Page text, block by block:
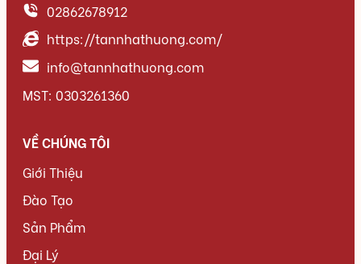
02862678912
https://tannhathuong.com/
info@tannhathuong.com
MST: 0303261360
VỀ CHÚNG TÔI
Giới Thiệu
Đào Tạo
Sản Phẩm
Đại Lý